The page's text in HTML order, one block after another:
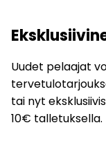
Uudet pelaajat
tai nyt
10€ talletuksella.